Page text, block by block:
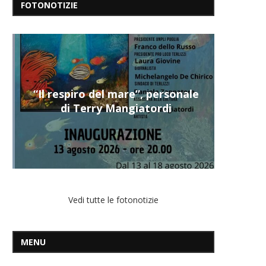
FOTONOTIZIE
“Il respiro del mare”, personale
di Terry Mangiatordi
Vedi tutte le fotonotizie
MENU